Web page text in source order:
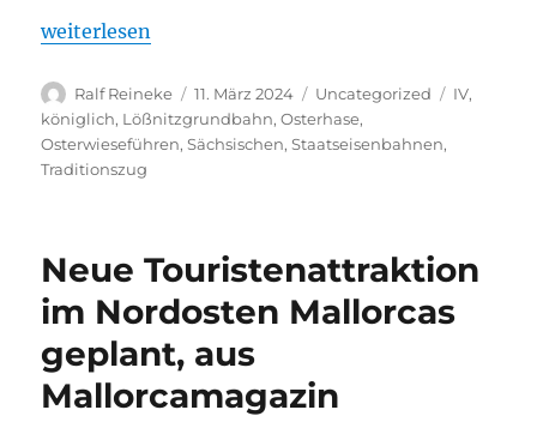
„Mit dem Lößnitzdackel zur Osterwiese in
weiterlesen
Autor
Ralf Reineke
Veröffentlicht
am
11. März 2024 Kategorien
Uncategorized IV,
königlich, Lößnitzgrundbahn,Osterhase,
Osterwieseführen,Sächsischen,Staatseisenbahnen,
Traditionszug
Neue Touristenattraktion
im Nordosten Mallorcas
geplant, aus
Mallorcamagazin